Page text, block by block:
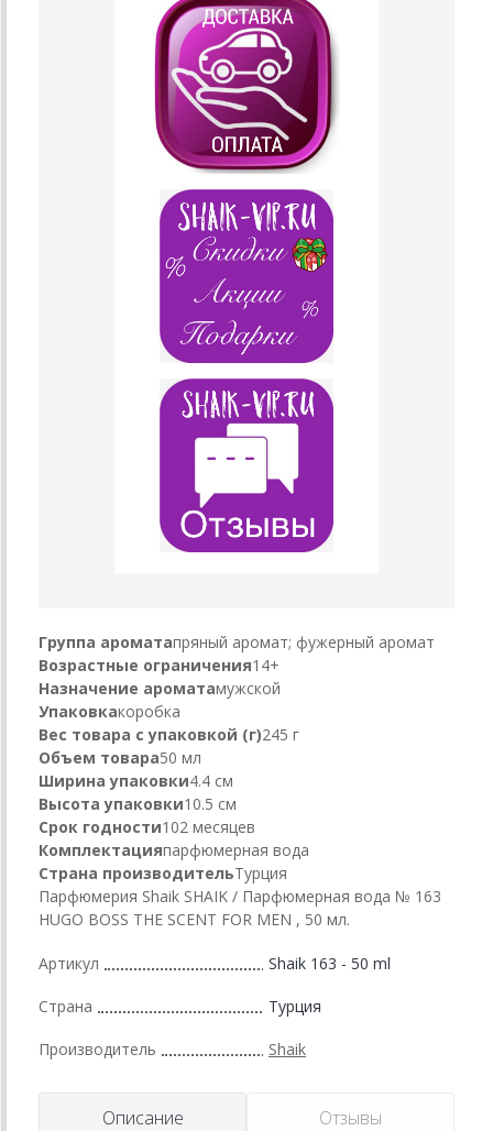
Группа ароматапряный аромат; фужерный аромат
Возрастные ограничения14+
Назначение ароматамужской
Упаковкакоробка
Вес товара с упаковкой (г)245 г
Объем товара50 мл
Ширина упаковки4.4 см
Высота упаковки10.5 см
Срок годности102 месяцев
Комплектацияпарфюмерная вода
Страна производительТурция
Парфюмерия Shaik SHAIK / Парфюмерная вода № 163
HUGO BOSS THE SCENT FOR MEN , 50 мл.
Артикул Shaik 163 - 50 ml
Страна Турция
Производитель Shaik
Описание Отзывы